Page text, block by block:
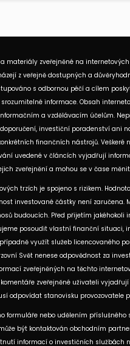
a materiály zveřejněné na
z veřejně dostupných a
s odbornou péčí a cílem
informace. Obsah
a vzdělávacím účelům.
investiční poradenství ani
finančních nástrojů. Veškeré
uvedené v článcích vyjadřují
zveřejnění a mohou se v čase
trzích je spojeno s rizikem.
investované částky není zaručena.
budoucích. Před přijetím jakéhokoli
posoudit vlastní finanční situaci,
využít služeb licencovaného
Svět nenese odpovědnost za
zveřejněných na těchto
zveřejněné uživateli
odpovídat stanovisku provozovatele
formuláře nebo udělením příslušného
být kontaktován obchodním
informací o investičních službách